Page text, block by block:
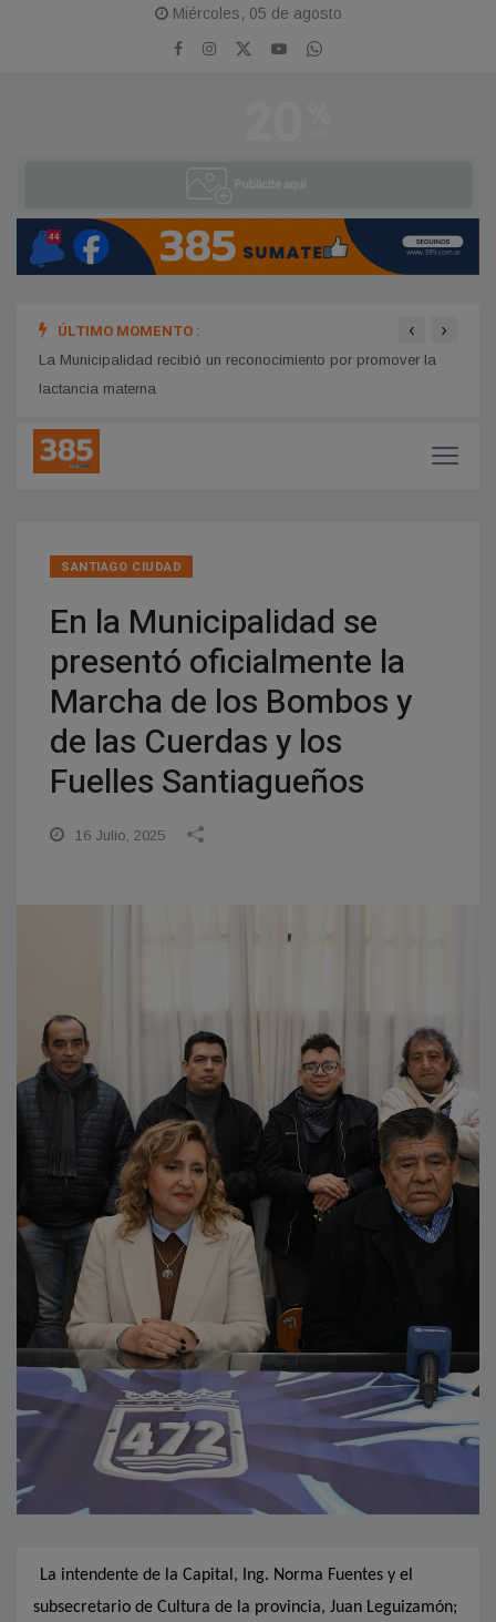
Miércoles, 05 de agosto
ÚLTIMO MOMENTO :
La Municipalidad recibió un reconocimiento por promover la
lactancia materna
‹ ›
SANTIAGO CIUDAD
En la Municipalidad se
presentó oficialmente la
Marcha de los Bombos y
de las Cuerdas y los
Fuelles Santiagueños
16 Julio, 2025
La intendente de la Capital, Ing. Norma Fuentes y el
subsecretario de Cultura de la provincia, Juan Leguizamón;